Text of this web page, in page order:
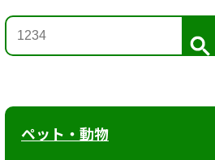
検
索
ペット・動物